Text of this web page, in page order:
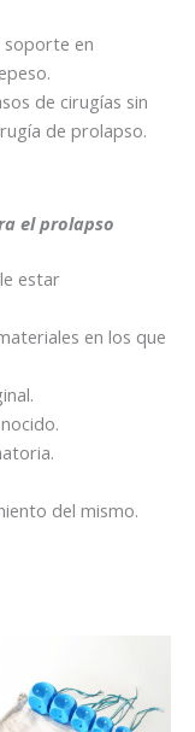
soporte en
de cirugías sin
de prolapso.
el prolapso
estar
en los que
del mismo.